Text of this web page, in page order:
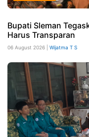
Bupati Sleman
Harus Transparan
06 August 2026 | Wijatma T S